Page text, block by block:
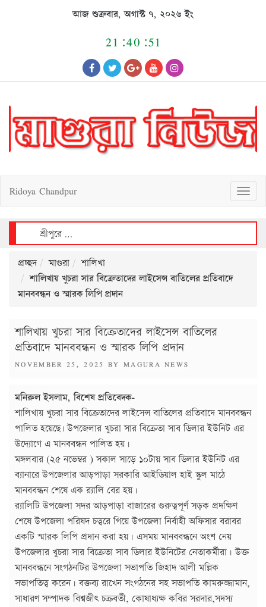
আজ শুক্রবার, অগাস্ট ৭, ২০২৬ ইং
21:40:51
T
o
g
g
l
a
t
Ridoya Chandpur
প্রচ্ছদ মাগুরা
শালিখা
শালিখায় খুচরা সার বিক্রেতাদের লাইসেন্স বাতিলের প্রতিবাদে
মানববন্ধন ও স্মারক লিপি প্রদান
শালিখায় খুচরা সার বিক্রেতাদের লাইসেন্স বাতিলের
প্রতিবাদে মানববন্ধন ও স্মারক লিপি প্রদান
POSTED
NOVEMBER 25, 2025 BY MAGURA NEWS
মনিরুল ইসলাম, বিশেষ প্রতিবেদক-
শালিখায় খুচরা সার বিক্রেতাদের লাইসেন্স বাতিলের প্রতিবাদে মানববন্ধন
পালিত হয়েছে৷ উপজেলার খুচরা সার বিক্রেতা সাব ডিলার ইউনিট এর
উদ্যোগে এ মানববন্ধন পালিত হয়।
মঙ্গলবার (২৫ নভেম্বর ) সকাল সাড়ে ১০টায় সাব ডিলার ইউনিট এর
ব্যানারে উপজেলার আড়পাড়া সরকারি আইডিয়াল হাই স্কুল মাঠে
মানববন্ধন শেষে এক র‌্যালি বের হয়।
র‌্যালিটি উপজেলা সদর আড়পাড়া বাজারের গুরুত্বপূর্ণ সড়ক প্রদক্ষিণ
শেষে উপজেলা পরিষদ চত্বরে গিয়ে উপজেলা নির্বাহী অফিসার বরাবর
একটি স্মারক লিপি প্রদান করা হয়। এসময় মানববন্ধনে অংশ নেয়
উপজেলার খুচরা সার বিক্রেতা সাব ডিলার ইউনিটের নেতাকর্মীরা। উক্ত
মানববন্ধনে সংগঠনটির উপজেলা সভাপতি জিহাদ আলী মল্লিক
সভাপতিত্ব করেন। বক্তব্য রাখেন সংগঠনের সহ সভাপতি কামরুজ্জামান,
সাধারণ সম্পাদক বিশ্বজীৎ চক্রবর্তী, কোষাধ্যক্ষ কবির সরদার,সদস্য